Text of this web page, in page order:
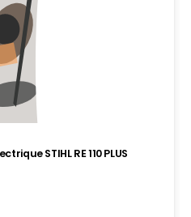
STIHL RE 110 PLUS